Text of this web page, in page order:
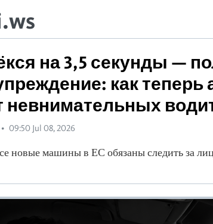
на 3,5 секунды —
как теперь
невнимательных
09:50 Jul 08, 2026
новые машины в ЕС обязаны следить за